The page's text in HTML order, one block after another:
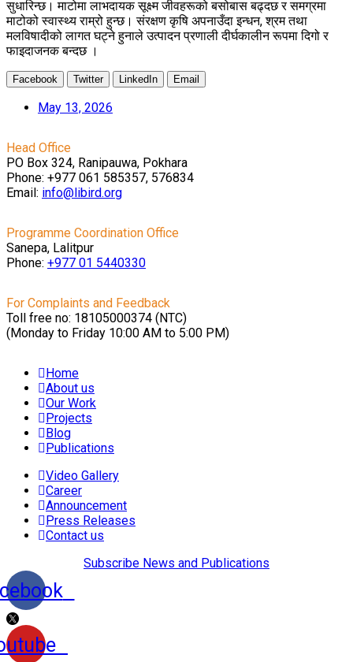
सुधारिन्छ। माटोमा लाभदायक सूक्ष्म जीवहरूको बसोबास बढ्दछ र समग्रमा
माटोको स्वास्थ्य राम्रो हुन्छ। संरक्षण कृषि अपनाउँदा इन्धन, श्रम तथा
मलविषादीको लागत घट्ने हुनाले उत्पादन प्रणाली दीर्घकालीन रूपमा दिगो र
फाइदाजनक बन्दछ ।
Facebook Twitter LinkedIn Email
May 13, 2026
Head Office
PO Box 324, Ranipauwa, Pokhara
Phone: +977 061 585357, 576834
Email: info@libird.org
Programme Coordination Office
Sanepa, Lalitpur
Phone: +977 01 5440330
For Complaints and Feedback
Toll free no: 18105000374 (NTC)
(Monday to Friday 10:00 AM to 5:00 PM)
Home
About us
Our Work
Projects
Blog
Publications
Video Gallery
Career
Announcement
Press Releases
Contact us
Subscribe News and Publications